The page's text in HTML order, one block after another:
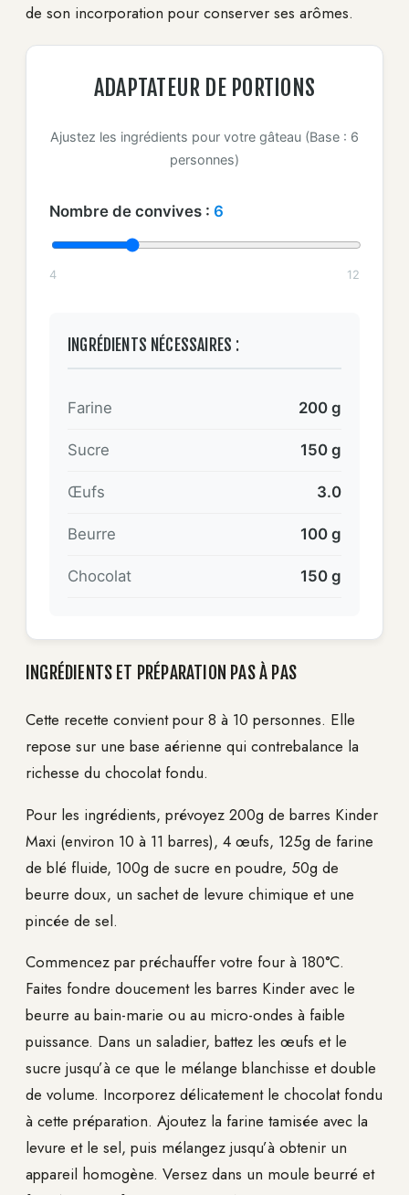
de son incorporation pour conserver ses arômes.
ADAPTATEUR DE PORTIONS
Ajustez les ingrédients pour votre gâteau (Base : 6
personnes)
Nombre de convives : 6
4 12
INGRÉDIENTS NÉCESSAIRES :
Farine 200 g
Sucre 150 g
Œufs 3.0
Beurre 100 g
Chocolat 150 g
INGRÉDIENTS ET PRÉPARATION PAS À PAS
Cette recette convient pour 8 à 10 personnes. Elle
repose sur une base aérienne qui contrebalance la
richesse du chocolat fondu.
Pour les ingrédients, prévoyez 200g de barres Kinder
Maxi (environ 10 à 11 barres), 4 œufs, 125g de farine
de blé fluide, 100g de sucre en poudre, 50g de
beurre doux, un sachet de levure chimique et une
pincée de sel.
Commencez par préchauffer votre four à 180°C.
Faites fondre doucement les barres Kinder avec le
beurre au bain-marie ou au micro-ondes à faible
puissance. Dans un saladier, battez les œufs et le
sucre jusqu’à ce que le mélange blanchisse et double
de volume. Incorporez délicatement le chocolat fondu
à cette préparation. Ajoutez la farine tamisée avec la
levure et le sel, puis mélangez jusqu’à obtenir un
appareil homogène. Versez dans un moule beurré et